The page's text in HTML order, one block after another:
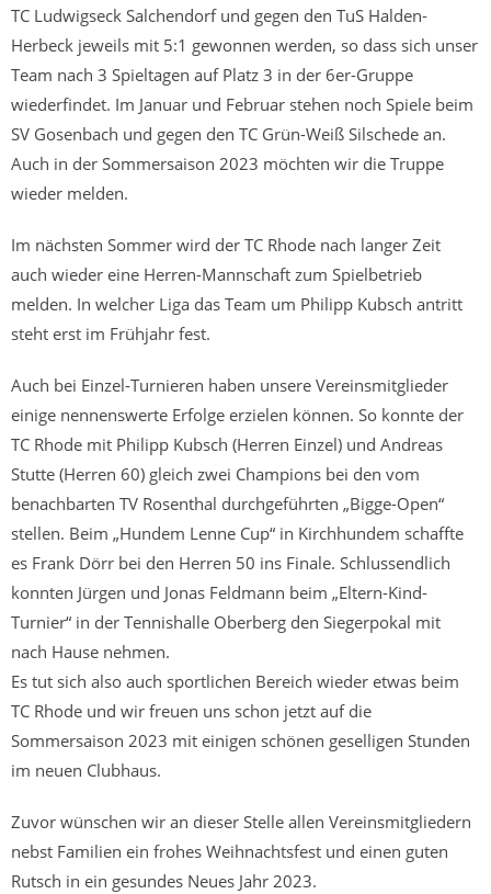
TC Ludwigseck Salchendorf und gegen den TuS Halden-
Herbeck jeweils mit 5:1 gewonnen werden, so dass sich unser
Team nach 3 Spieltagen auf Platz 3 in der 6er-Gruppe
wiederfindet. Im Januar und Februar stehen noch Spiele beim
SV Gosenbach und gegen den TC Grün-Weiß Silschede an.
Auch in der Sommersaison 2023 möchten wir die Truppe
wieder melden.
Im nächsten Sommer wird der TC Rhode nach langer Zeit
auch wieder eine Herren-Mannschaft zum Spielbetrieb
melden. In welcher Liga das Team um Philipp Kubsch antritt
steht erst im Frühjahr fest.
Auch bei Einzel-Turnieren haben unsere Vereinsmitglieder
einige nennenswerte Erfolge erzielen können. So konnte der
TC Rhode mit Philipp Kubsch (Herren Einzel) und Andreas
Stutte (Herren 60) gleich zwei Champions bei den vom
benachbarten TV Rosenthal durchgeführten „Bigge-Open“
stellen. Beim „Hundem Lenne Cup“ in Kirchhundem schaffte
es Frank Dörr bei den Herren 50 ins Finale. Schlussendlich
konnten Jürgen und Jonas Feldmann beim „Eltern-Kind-
Turnier“ in der Tennishalle Oberberg den Siegerpokal mit
nach Hause nehmen.
Es tut sich also auch sportlichen Bereich wieder etwas beim
TC Rhode und wir freuen uns schon jetzt auf die
Sommersaison 2023 mit einigen schönen geselligen Stunden
im neuen Clubhaus.
Zuvor wünschen wir an dieser Stelle allen Vereinsmitgliedern
nebst Familien ein frohes Weihnachtsfest und einen guten
Rutsch in ein gesundes Neues Jahr 2023.